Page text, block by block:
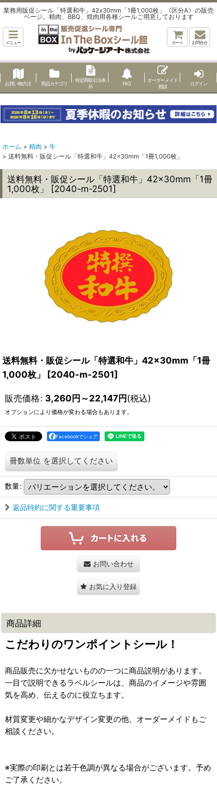
業務用販促シール「特選和牛」42x30mm「1冊1,000枚」《区分A》の販売
ページ。精肉、BBQ、焼肉用各種シールご用意しております
メニュー カート お問合せ
お買い物方法 商品カテゴリ
特定商取引法表
示
FAQ
オーダーメイド
相談
ログイン
ホーム > 精肉 > 牛
> 送料無料・販促シール「特選和牛」42×30mm「1冊1,000枚」
送料無料・販促シール「特選和牛」42×30mm「1冊
1,000枚」
[2040-m-2501]
送料無料・販促シール「特選和牛」42×30mm「1冊
1,000枚」
[2040-m-2501]
販売価格: 3,260円～22,147円(税込)
オプションにより価格が変わる場合もあります。
Facebookでシェア
冊数単位 を選択してください
数量:
返品特約に関する重要事項
お問い合わせ
お気に入り登録
商品詳細
こだわりのワンポイントシール！
商品販売に欠かせないものの一つに商品説明があります。
一目で説明できるラベルシールは、商品のイメージや雰囲
気を高め、伝えるのに役立ちます。
材質変更や細かなデザイン変更の他、オーダーメイドもご
相談ください。
※実際の印刷とは若干色調が異なる場合がございます。予め
ご了承ください。